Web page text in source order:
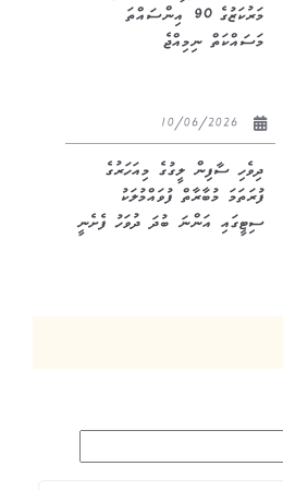
މަރުކަޒުގެ 90 އިންސައްތަ
މަސައްކަތް ނިމިއްޖެ
ދިވެހި ސާފިން ލީގުގެ މިއަހަރުގެ
ފުރަތަމަ މުބާރާތް ފުވައްމުލަކު
ސިޓީގައި އަންނަ ބުދަ ދުވަހު ފެށެނީ